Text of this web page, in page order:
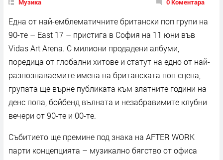
Музика 0 Коментара
Една от най-емблематичните британски поп групи на
90-те – East 17 – пристига в София на 11 юни във
Vidas Art Arena. С милиони продадени албуми,
поредица от глобални хитове и статут на едно от най-
разпознаваемите имена на британската поп сцена,
групата ще върне публиката към златните години на
денс попа, бойбенд вълната и незабравимите клубни
вечери от 90-те и 00-те.
Събитието ще премине под знака на AFTER WORK
парти концепцията – музикално бягство от офиса